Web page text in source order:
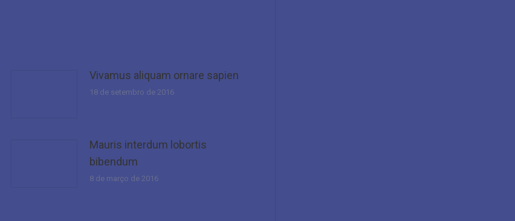
Vivamus aliquam ornare sapien
18 de setembro de 2016
Mauris interdum lobortis
bibendum
8 de março de 2016